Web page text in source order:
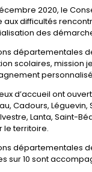
2020, le
difficultés
des
départementales
scolaires, mission
d’accueil ont
Cadours, Léguevin,
Lanta, Saint-
le territoire.
départementales
sur 10 sont